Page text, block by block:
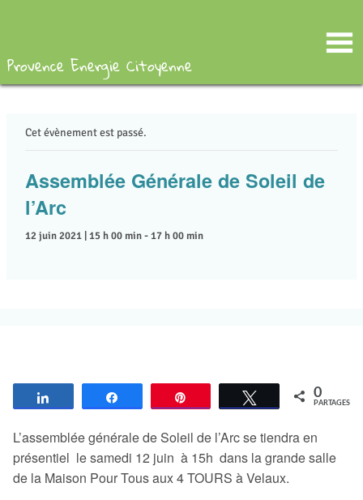
Provence Energie Citoyenne
Cet évènement est passé.
Assemblée Générale de Soleil de
l’Arc
12 juin 2021 | 15 h 00 min-17 h 00 min
Tweetez 0
PARTAGES
L’assemblée générale de Soleil de l’Arc se tiendra en
présentiel le samedi 12 juin à 15h dans la grande salle
de la Maison Pour Tous aux 4 TOURS à Velaux.